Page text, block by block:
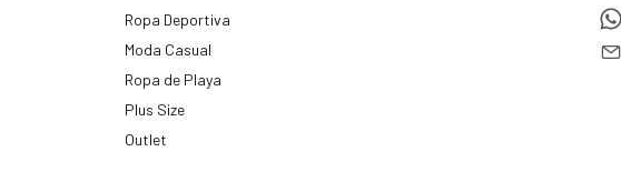
Ropa Deportiva
Moda Casual
Ropa de Playa
Plus Size
Outlet